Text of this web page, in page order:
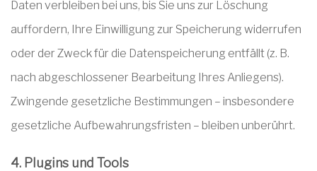
Daten verbleiben bei uns, bis Sie uns zur Löschung
auffordern, Ihre Einwilligung zur Speicherung widerrufen
oder der Zweck für die Datenspeicherung entfällt (z. B.
nach abgeschlossener Bearbeitung Ihres Anliegens).
Zwingende gesetzliche Bestimmungen – insbesondere
gesetzliche Aufbewahrungsfristen – bleiben unberührt.
4. Plugins und Tools